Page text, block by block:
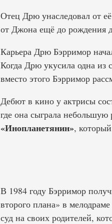
Отец Дрю унаследовал от
от Джона ещё до рождения
Карьера Дрю Бэрримор
Когда Дрю укусила одна из
вместо этого Бэрримор
Дебют в кино у актрисы
где она сыграла небольшую
«Инопланетянин»,
В 1984 году Бэрримор
второго плана» в мелодраме
суд на своих родителей,